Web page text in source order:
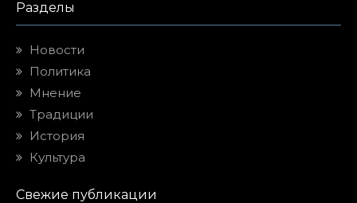
Разделы
Новости
Политика
Мнение
Традиции
История
Культура
Свежие публикации